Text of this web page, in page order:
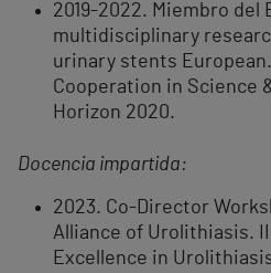
2019-2022. Miembro
multidisciplinary
urinary stents
Cooperation in Science
Horizon 2020.
Docencia impartida:
2023. Co-Director
Alliance of Urolithiasis.
Excellence in